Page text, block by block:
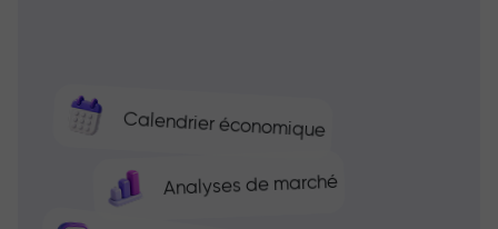
Calendrier économique
Analyses de marché